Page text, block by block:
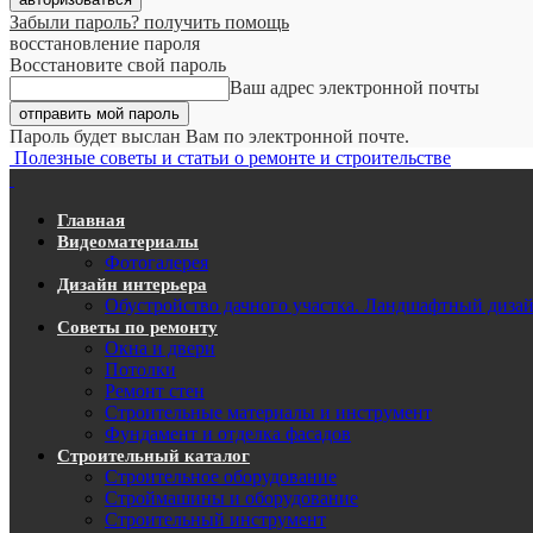
Забыли пароль? получить помощь
восстановление пароля
Восстановите свой пароль
Ваш адрес электронной почты
Пароль будет выслан Вам по электронной почте.
Полезные советы и статьи о ремонте и строительстве
Главная
Видеоматериалы
Фотогалерея
Дизайн интерьера
Обустройство дачного участка. Ландшафтный
Советы по ремонту
Окна и двери
Потолки
Ремонт стен
Строительные материалы и инструмент
Фундамент и отделка фасадов
Строительный каталог
Строительное оборудование
Строймашины и оборудование
Строительный инструмент